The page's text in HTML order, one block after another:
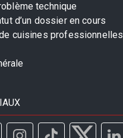
technique
d’un dossier en cours
cuisines professionnelles